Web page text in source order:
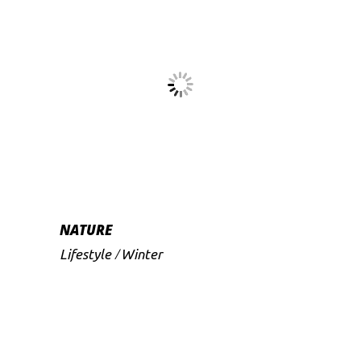
NATURE
Lifestyle Winter